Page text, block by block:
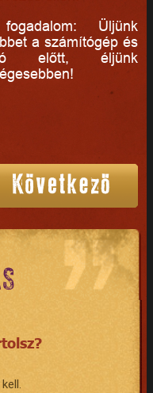
Üljünk
a számítógép és
előtt, éljünk